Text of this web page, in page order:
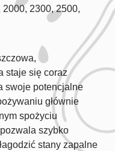
2000, 2300, 2500,
staje się coraz
swoje potencjalne
głównie
spożyciu
szybko
stany zapalne